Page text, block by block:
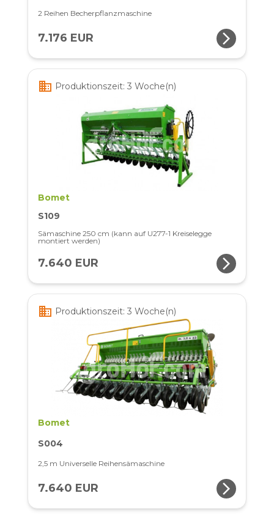
2 Reihen Becherpflanzmaschine
7.176 EUR arrow_forward_ios
business Produktionszeit: 3 Woche(n)
Bomet
S109
Sämaschine 250 cm (kann auf U277-1 Kreiselegge
montiert werden)
7.640 EUR arrow_forward_ios
business Produktionszeit: 3 Woche(n)
Bomet
S004
2,5 m Universelle Reihensämaschine
7.640 EUR arrow_forward_ios